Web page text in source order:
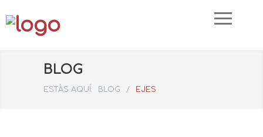
BLOG
ESTÀS AQUÍ: BLOG / EJES